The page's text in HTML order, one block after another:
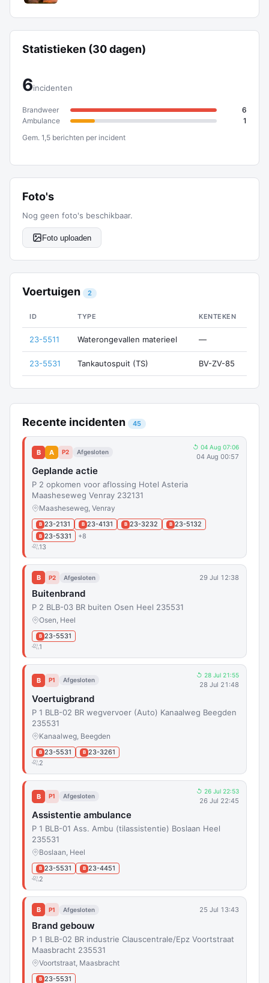
Statistieken (30 dagen)
6incidenten
Brandweer
6
Ambulance
1
Gem. 1,5 berichten per incident
Foto's
Nog geen foto's beschikbaar.
Foto uploaden
Voertuigen 2
ID TYPE KENTEKEN
23-5511 Waterongevallen materieel —
23-5531 Tankautospuit (TS) BV-ZV-85
Recente incidenten 45
B A P2 Afgesloten
↺ 04 Aug 07:06
04 Aug 00:57
Geplande actie
P 2 opkomen voor aflossing Hotel Asteria
Maasheseweg Venray 232131
Maasheseweg, Venray
B 23-2131 B 23-4131 B 23-3232 B 23-5132
B 23-5331
+8
13
B P2 Afgesloten 29 Jul 12:38
Buitenbrand
P 2 BLB-03 BR buiten Osen Heel 235531
Osen, Heel
B 23-5531
1
B P1 Afgesloten
↺ 28 Jul 21:55
28 Jul 21:48
Voertuigbrand
P 1 BLB-02 BR wegvervoer (Auto) Kanaalweg Beegden
235531
Kanaalweg, Beegden
B 23-5531 B 23-3261
2
B P1 Afgesloten
↺ 26 Jul 22:53
26 Jul 22:45
Assistentie ambulance
P 1 BLB-01 Ass. Ambu (tilassistentie) Boslaan Heel
235531
Boslaan, Heel
B 23-5531 B 23-4451
2
B P1 Afgesloten 25 Jul 13:43
Brand gebouw
P 1 BLB-02 BR industrie Clauscentrale/Epz Voortstraat
Maasbracht 235531
Voortstraat, Maasbracht
B 23-5531